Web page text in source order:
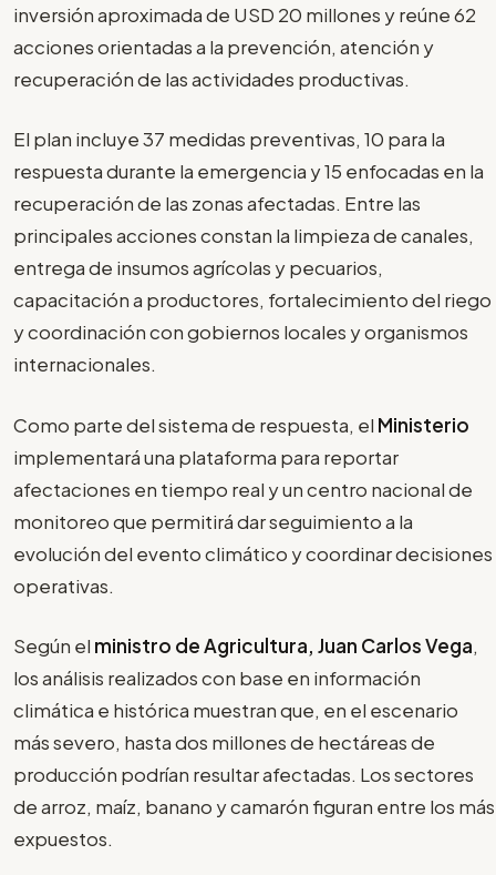
inversión aproximada de USD 20 millones y reúne 62
acciones orientadas a la prevención, atención y
recuperación de las actividades productivas.
El plan incluye 37 medidas preventivas, 10 para la
respuesta durante la emergencia y 15 enfocadas en la
recuperación de las zonas afectadas. Entre las
principales acciones constan la limpieza de canales,
entrega de insumos agrícolas y pecuarios,
capacitación a productores, fortalecimiento del riego
y coordinación con gobiernos locales y organismos
internacionales.
Como parte del sistema de respuesta, el Ministerio
implementará una plataforma para reportar
afectaciones en tiempo real y un centro nacional de
monitoreo que permitirá dar seguimiento a la
evolución del evento climático y coordinar decisiones
operativas.
Según el ministro de Agricultura, Juan Carlos Vega,
los análisis realizados con base en información
climática e histórica muestran que, en el escenario
más severo, hasta dos millones de hectáreas de
producción podrían resultar afectadas. Los sectores
de arroz, maíz, banano y camarón figuran entre los más
expuestos.